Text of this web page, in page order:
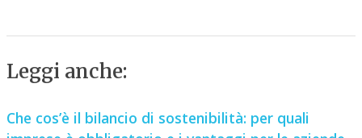
Leggi anche:
Che cos’è il bilancio di sostenibilità: per quali